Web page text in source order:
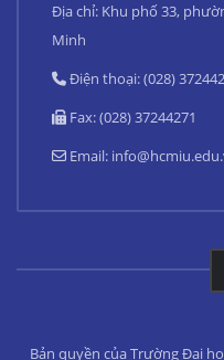
Địa chỉ: Khu phố 33,
Minh
Điện thoại: (028)
Fax: (028) 37244271
Email:
Bản quyền của Trường Đại